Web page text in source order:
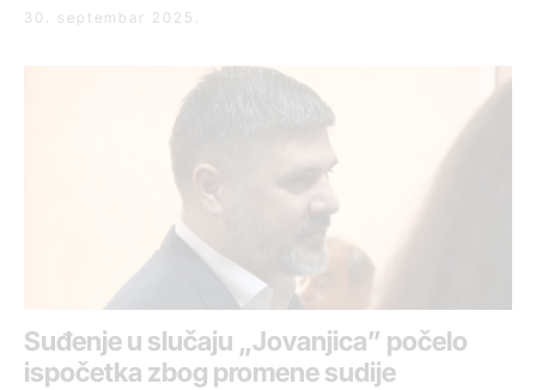
30. septembar 2025.
Suđenje u slučaju „Jovanjica” počelo
ispočetka zbog promene sudije